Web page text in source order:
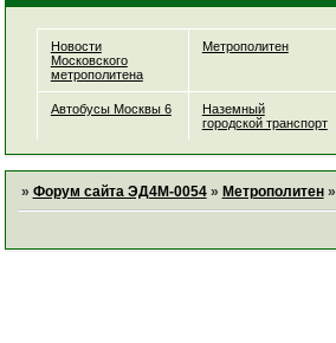
Новости
Московского
метрополитена
Метрополитен
Автобусы Москвы 6
Наземный
городской транспорт
» Форум сайта ЭД4М-0054 » Метрополитен »